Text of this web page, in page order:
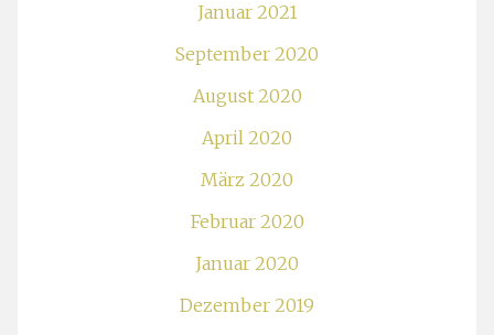
Januar 2021
September 2020
August 2020
April 2020
März 2020
Februar 2020
Januar 2020
Dezember 2019